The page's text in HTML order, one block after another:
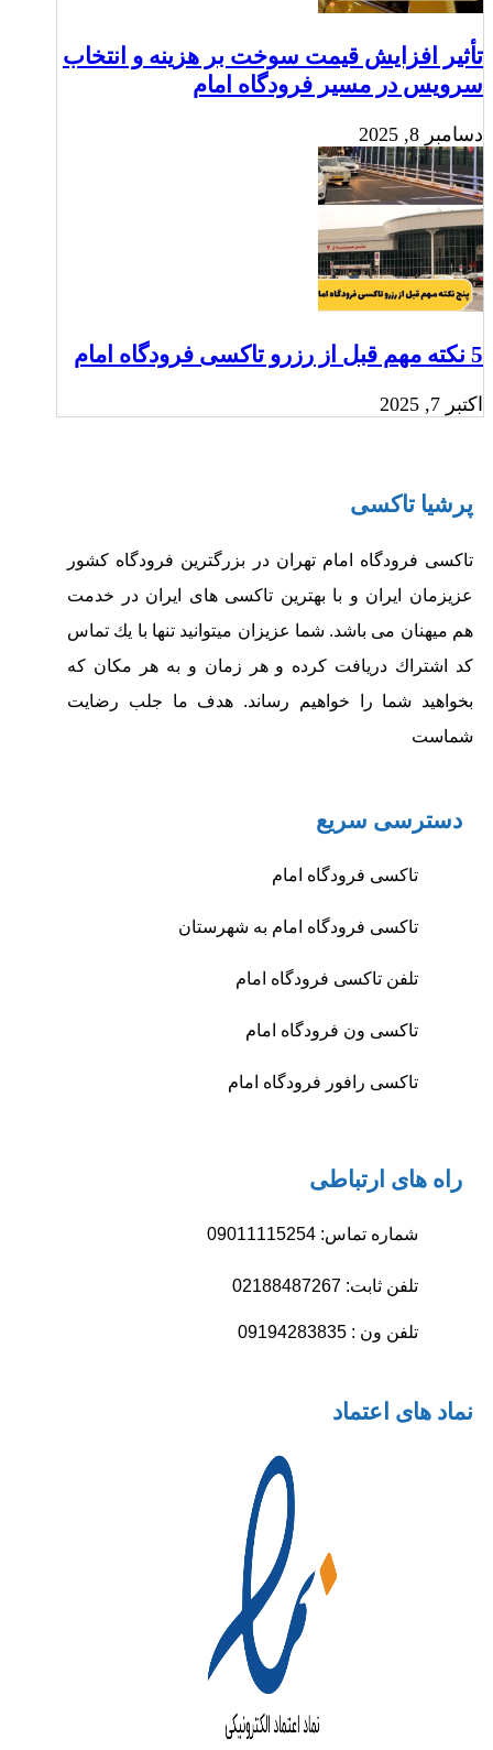
تأثیر افزایش قیمت سوخت بر هزینه و انتخاب
سرویس در مسیر فرودگاه امام
دسامبر 8, 2025
5 نکته مهم قبل از رزرو تاکسی فرودگاه امام‎
اکتبر 7, 2025
پرشیا تاکسی
تاکسی فرودگاه امام تهران در بزرگترین فرودگاه کشور
عزیزمان ایران و با بهترین تاکسی های ایران در خدمت
هم میهنان می باشد. شما عزيزان ميتوانيد تنها با يك تماس‏
كد اشتراك دريافت كرده و هر زمان و به هر مكان كه
بخواهيد شما را خواهيم رساند. هدف ما جلب رضايت
شماست
دسترسی سریع
تاکسی فرودگاه امام
تاکسی فرودگاه امام به شهرستان
تلفن تاکسی فرودگاه امام
تاکسی ون فرودگاه امام
تاکسی رافور فرودگاه امام
راه های ارتباطی
شماره تماس: 09011115254
تلفن ثابت: 02188487267
تلفن ون : 09194283835
نماد های اعتماد